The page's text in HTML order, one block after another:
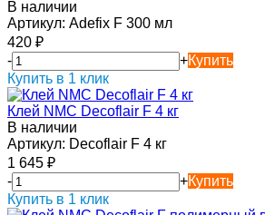
В наличии
Артикул: Adefix F 300 мл
420 ₽
-
+Купить
Купить в 1 клик
Клей NMC Decoflair F 4 кг
В наличии
Артикул: Decoflair F 4 кг
1 645 ₽
-
+Купить
Купить в 1 клик